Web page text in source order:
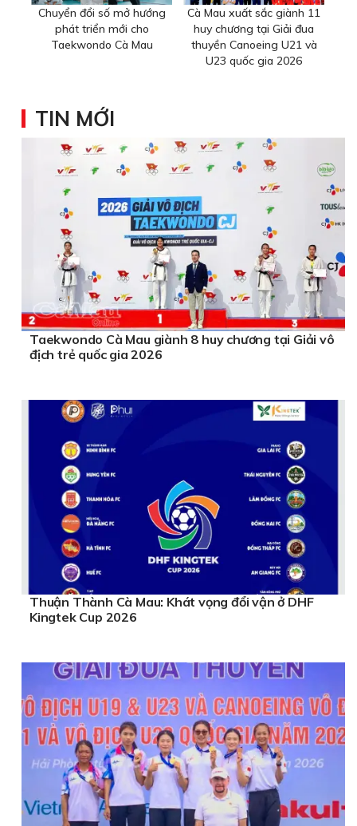
Chuyển đổi số mở hướng
phát triển mới cho
Taekwondo Cà Mau
Cà Mau xuất sắc giành 11
huy chương tại Giải đua
thuyền Canoeing U21 và
U23 quốc gia 2026
TIN MỚI
Taekwondo Cà Mau giành 8 huy chương tại Giải vô
địch trẻ quốc gia 2026
Thuận Thành Cà Mau: Khát vọng đổi vận ở DHF
Kingtek Cup 2026